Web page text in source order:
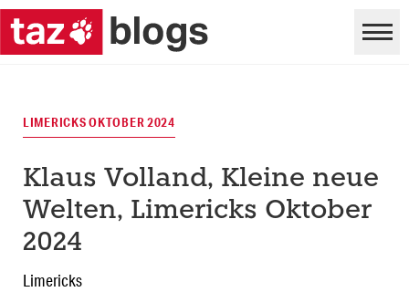
LIMERICKS OKTOBER 2024
Klaus Volland, Kleine neue
Welten, Limericks Oktober
2024
Limericks